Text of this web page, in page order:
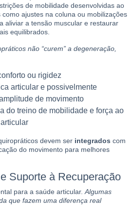
de mobilidade desenvolvidas ao
ajustes na coluna ou mobilizações
aliviar a tensão muscular e restaurar
equilibrados.
não “curem” a degeneração,
ou rigidez
articular e possivelmente
de movimento
do treino de mobilidade e força ao
devem ser integrados com
do movimento para melhores
Suporte à Recuperação
para a saúde articular. Algumas
que fazem uma diferença real